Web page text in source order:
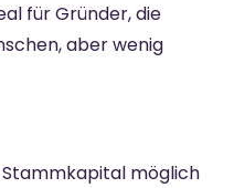
für Gründer, die
aber wenig
möglich